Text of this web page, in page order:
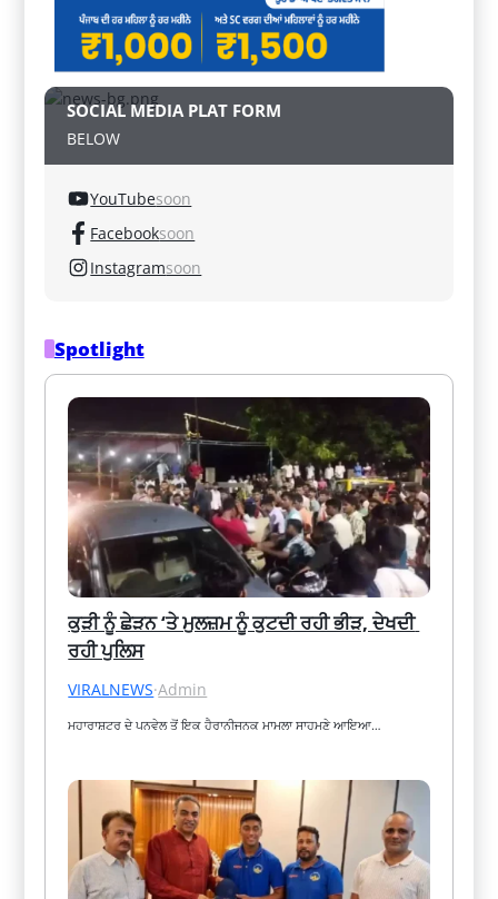
SOCIAL MEDIA PLAT FORM
BELOW
YouTubesoon
Facebooksoon
Instagramsoon
Spotlight
ਕੁੜੀ ਨੂੰ ਛੇੜਨ ‘ਤੇ ਮੁਲਜ਼ਮ ਨੂੰ ਕੁਟਦੀ ਰਹੀ ਭੀੜ, ਦੇਖਦੀ
ਰਹੀ ਪੁਲਿਸ
VIRALNEWS·Admin
ਮਹਾਰਾਸ਼ਟਰ ਦੇ ਪਨਵੇਲ ਤੋਂ ਇਕ ਹੈਰਾਨੀਜਨਕ ਮਾਮਲਾ ਸਾਹਮਣੇ ਆਇਆ…